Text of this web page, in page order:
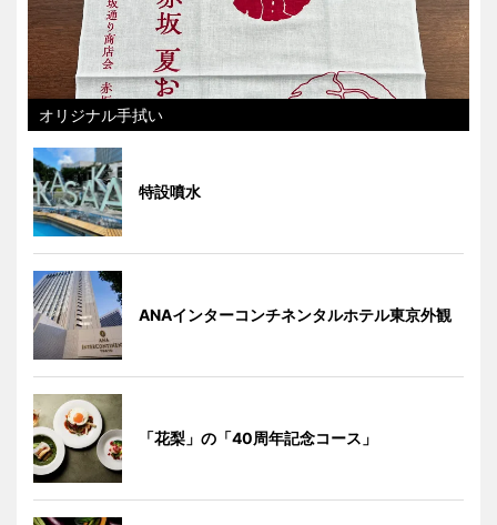
オリジナル手拭い
特設噴水
ANAインターコンチネンタルホテル東京外観
「花梨」の「40周年記念コース」